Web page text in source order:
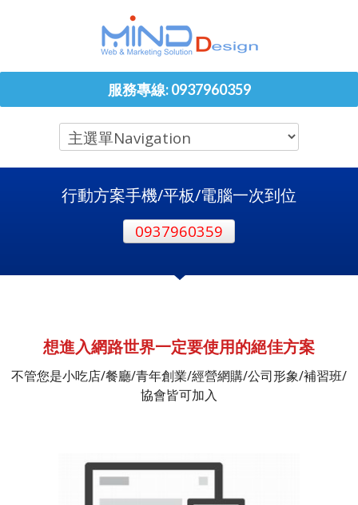
服務專線: 0937960359
行動方案手機/平板/電腦一次到位
0937960359
想進入網路世界一定要使用的絕佳方案
不管您是小吃店/餐廳/青年創業/經營網購/公司形象/補習班/
協會皆可加入